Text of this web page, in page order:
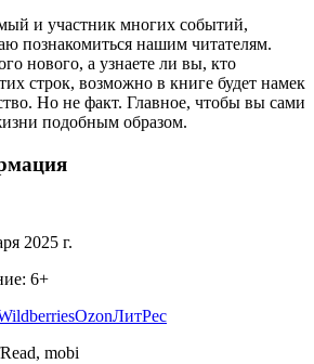
и участник многих событий,
познакомиться нашим читателям.
нового, а узнаете ли вы, кто
строк, возможно в книге будет намек
Но не факт. Главное, чтобы вы сами
подобным образом.
2025 г.
6+
OzonЛитРес
mobi